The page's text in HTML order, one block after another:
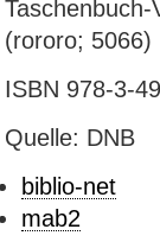
(rororo; 5066)
ISBN 978-3-
Quelle: DNB
biblio-net
mab2